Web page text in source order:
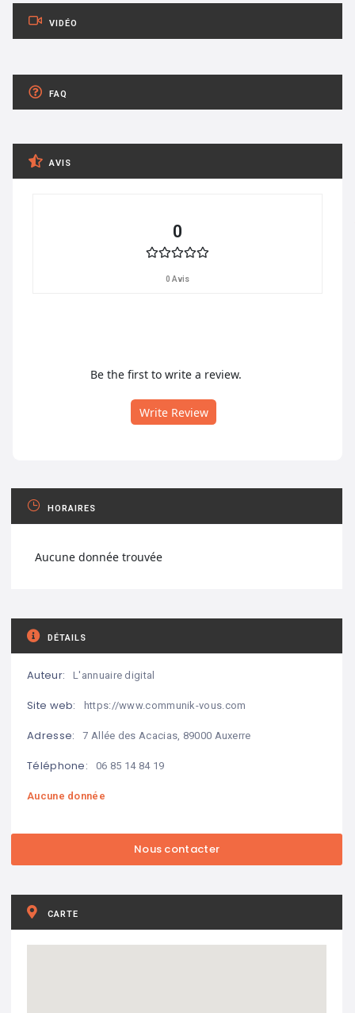
VIDÉO
FAQ
AVIS
0
0 Avis
Be the first to write a review.
Write Review
HORAIRES
Aucune donnée trouvée
DÉTAILS
Auteur: L'annuaire digital
Site web: https://www.communik-vous.com
Adresse: 7 Allée des Acacias, 89000 Auxerre
Téléphone: 06 85 14 84 19
Aucune donnée
CARTE